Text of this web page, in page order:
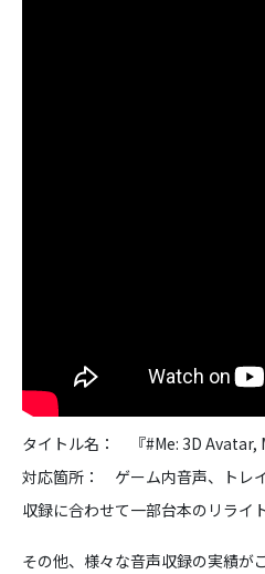
タイトル名： 『#Me: 3D Avatar,
対応箇所： ゲーム内音声、トレ
収録に合わせて一部台本のリライ
その他、様々な音声収録の実績が